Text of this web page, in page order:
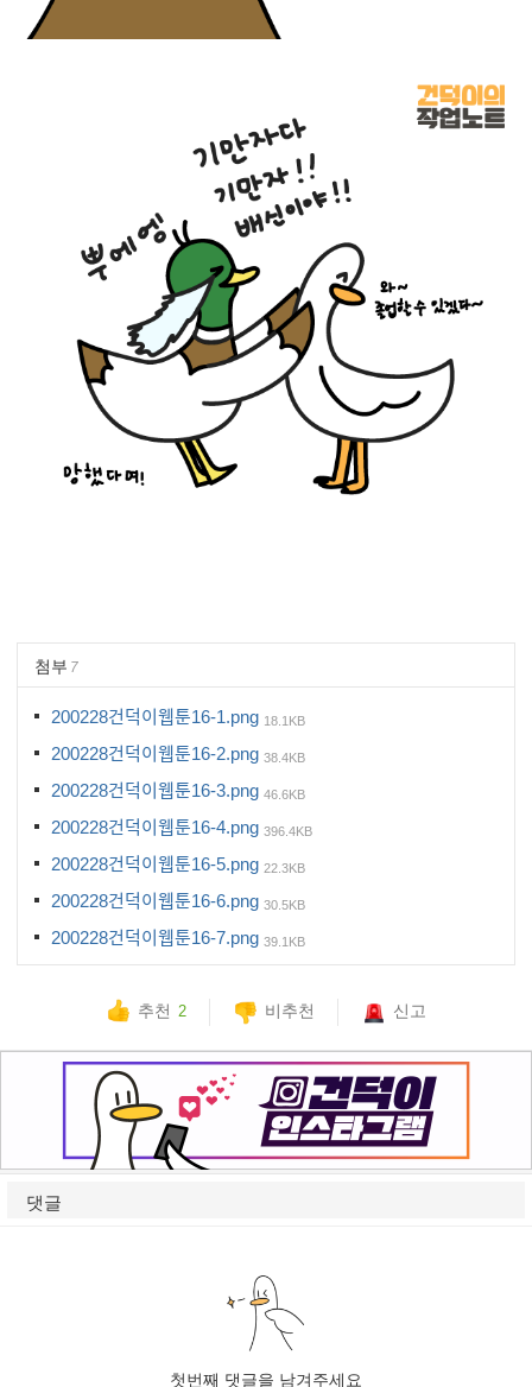
첨부 7
200228건덕이웹툰16-1.png 18.1KB
200228건덕이웹툰16-2.png 38.4KB
200228건덕이웹툰16-3.png 46.6KB
200228건덕이웹툰16-4.png 396.4KB
200228건덕이웹툰16-5.png 22.3KB
200228건덕이웹툰16-6.png 30.5KB
200228건덕이웹툰16-7.png 39.1KB
추천 2 비추천 신고
댓글
첫번째 댓글을 남겨주세요